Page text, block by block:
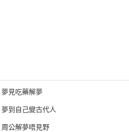
夢見吃藥解夢
夢到自己變古代人
周公解夢唔見野